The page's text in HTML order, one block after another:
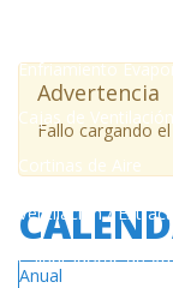
Enfriamiento
Cajas de Ventilación
Cortinas de Aire
Ventilación /
Calentadores de
Advertencia
Fallo cargando
Anual